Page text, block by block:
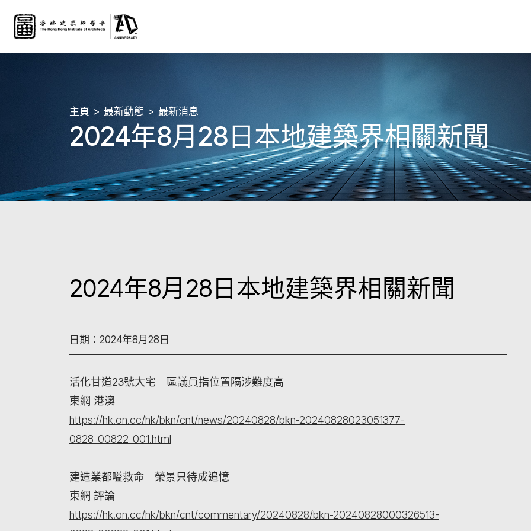
主頁 最新動態 最新消息
2024年8月28日本地建築界相關新聞
2024年8月28日本地建築界相關新聞
日期：2024年8月28日
活化甘道23號大宅 區議員指位置隔涉難度高
東網 港澳
https://hk.on.cc/hk/bkn/cnt/news/20240828/bkn-20240828023051377-
0828_00822_001.html
建造業都嗌救命 榮景只待成追憶
東網 評論
https://hk.on.cc/hk/bkn/cnt/commentary/20240828/bkn-20240828000326513-